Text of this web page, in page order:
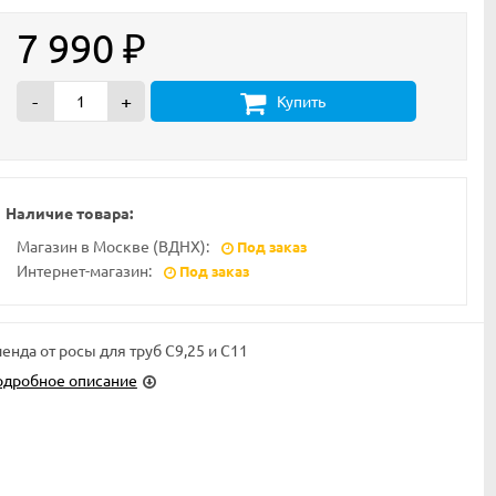
7 990 ₽
- + Купить
Наличие товара:
Магазин в Москве (ВДНХ):
Под заказ
Интернет-магазин: Под заказ
от росы для труб C9,25 и C11
описание